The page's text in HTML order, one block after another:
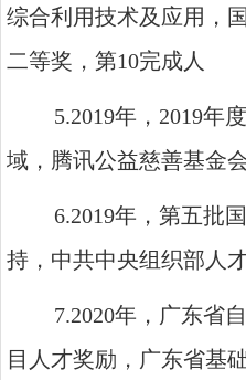
综合利用技术及应用，
二等奖，第10完成人
5.2019年， 2019年
域，腾讯公益慈善基金
6.2019年，第五批
持，中共中央组织部人
7.2020年，广东省
目人才奖励，广东省基